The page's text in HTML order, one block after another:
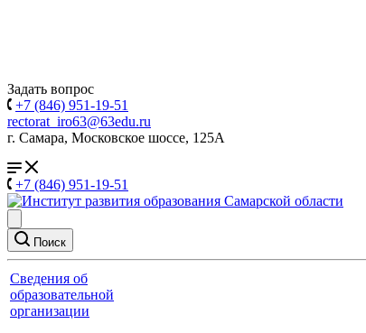
Задать вопрос
+7 (846) 951-19-51
rectorat_iro63@63edu.ru
г. Самара, Московское шоссе, 125А
+7 (846) 951-19-51
Поиск
Сведения об
образовательной
организации